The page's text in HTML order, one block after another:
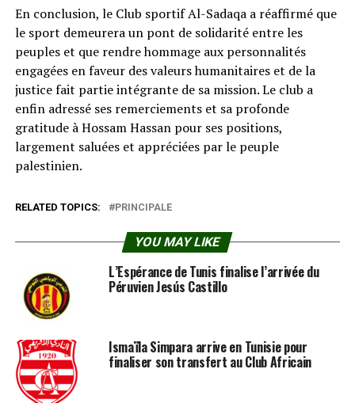
En conclusion, le Club sportif Al-Sadaqa a réaffirmé que
le sport demeurera un pont de solidarité entre les
peuples et que rendre hommage aux personnalités
engagées en faveur des valeurs humanitaires et de la
justice fait partie intégrante de sa mission. Le club a
enfin adressé ses remerciements et sa profonde
gratitude à Hossam Hassan pour ses positions,
largement saluées et appréciées par le peuple
palestinien.
RELATED TOPICS: PRINCIPALE
YOU MAY LIKE
L’Espérance de Tunis finalise l’arrivée du
Péruvien Jesús Castillo
Ismaïla Simpara arrive en Tunisie pour
finaliser son transfert au Club Africain